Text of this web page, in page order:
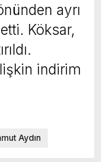
ayrı
Köksar,
indirim
Aydın